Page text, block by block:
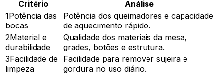
Critério
Análise
1Potência das
bocas
Potência dos queimadores e capacidade
de aquecimento rápido.
2Material e
durabilidade
Qualidade dos materiais da mesa,
grades, botões e estrutura.
3Facilidade de
limpeza
Facilidade para remover sujeira e
gordura no uso diário.